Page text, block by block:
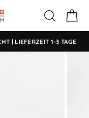
SUCHE
| LIEFERZEIT 1-3 TAGE